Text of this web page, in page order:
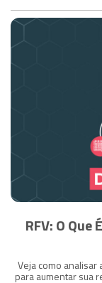
RFV: O Que
Veja como analisar
para aumentar sua